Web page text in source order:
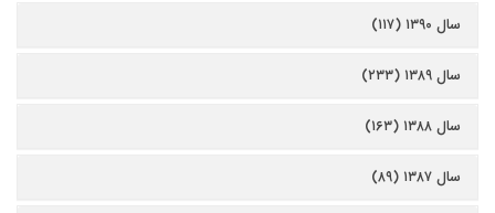
سال ۱۳۹۰ (۱۱۷)
سال ۱۳۸۹ (۲۳۳)
سال ۱۳۸۸ (۱۶۳)
سال ۱۳۸۷ (۸۹)